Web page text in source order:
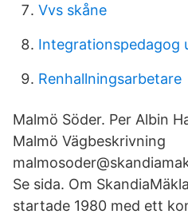
Vvs skåne
Integrationspedagog
Renhallningsarbetare
Malmö Söder. Per Albin
Malmö Vägbeskrivning
Se sida. Om
startade 1980 med ett